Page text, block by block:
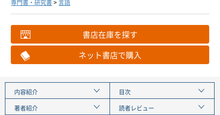
専門書・研究書>言語
書店在庫を探す
ネット書店で購入
内容紹介
目次
著者紹介
読者レビュー